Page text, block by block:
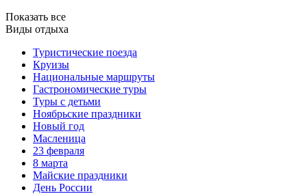
Показать все
Виды отдыха
Туристические поезда
Круизы
Национальные маршруты
Гастрономические туры
Туры с детьми
Ноябрьские праздники
Новый год
Масленица
23 февраля
8 марта
Майские праздники
День России